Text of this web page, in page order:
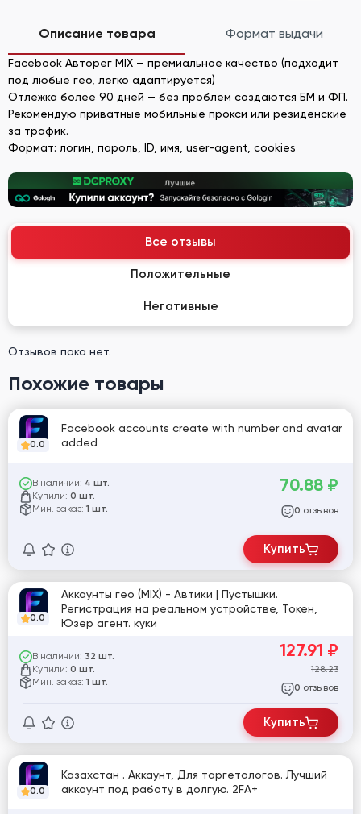
Описание товара Формат выдачи
Facebook Авторег MIX — премиальное качество (подходит
под любые гео, легко адаптируется)
Отлежка более 90 дней — без проблем создаются БМ и ФП.
Рекомендую приватные мобильные прокси или резиденские
за трафик.
Формат: логин, пароль, ID, имя, user-agent, cookies
Все отзывы
Положительные
Негативные
Отзывов пока нет.
Похожие товары
0.0
Facebook accounts create with number and avatar
added
В наличии: 4 шт.
Купили: 0 шт.
Мин. заказ: 1 шт.
70.88 ₽
0 отзывов
Купить
0.0
Аккаунты гео (MIX) - Автики | Пустышки.
Регистрация на реальном устройстве, Токен,
Юзер агент. куки
В наличии: 32 шт.
Купили: 0 шт.
Мин. заказ: 1 шт.
127.91 ₽
128.23
0 отзывов
Купить
0.0
Казахстан . Аккаунт, Для таргетологов. Лучший
аккаунт под работу в долгую. 2FA+